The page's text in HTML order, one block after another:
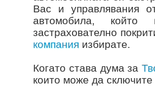
Вас и управлявания
автомобила, който
застрахователно
компания избирате.
Когато става дума за
които може да сключите